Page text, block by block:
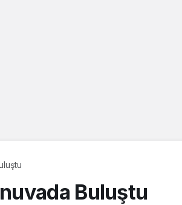
Buluştu